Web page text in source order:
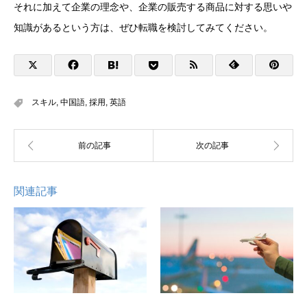
それに加えて企業の理念や、企業の販売する商品に対する思いや
知識があるという方は、ぜひ転職を検討してみてください。
スキル, 中国語, 採用 , 英語
関連記事